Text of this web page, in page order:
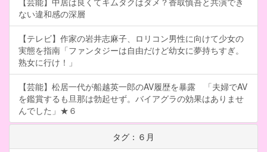
ない違和感の深層
【テレビ】作家の岩井志麻子、ロリコン男性に向けて少女の
実態を指南「ファンタジーは自由だけど幼女に夢持ちすぎ。
熟女に行け！」
【芸能】松居一代が船越英一郎のAV履歴を暴露 「夫婦でAV
を鑑賞するも旦那は勃起せず。バイアグラの効果はありませ
んでした」★６
タグ：６月